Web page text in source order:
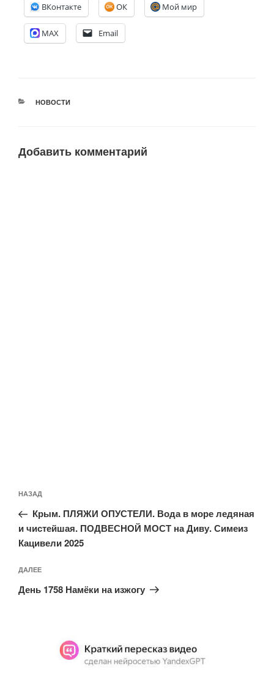
ВКонтакте
ОК Мой мир
MAX Email
РУБРИКИ
НОВОСТИ
Добавить комментарий
по
записям
Предыдущая
запись:
НАЗАД
Крым. ПЛЯЖИ ОПУСТЕЛИ. Вода в море ледяная
и чистейшая. ПОДВЕСНОЙ МОСТ на Диву. Симеиз
Кацивели 2025
Следующая
запись
ДАЛЕЕ
День 1758 Намёки на изжогу